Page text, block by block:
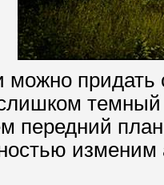
можно
передний
изменим